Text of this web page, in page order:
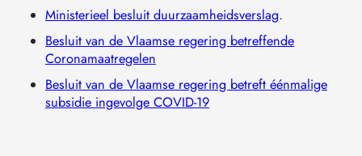
Ministerieel besluit duurzaamheidsverslag.
Besluit van de Vlaamse regering betreffende
Coronamaatregelen
Besluit van de Vlaamse regering betreft éénmalige
subsidie ingevolge COVID-19